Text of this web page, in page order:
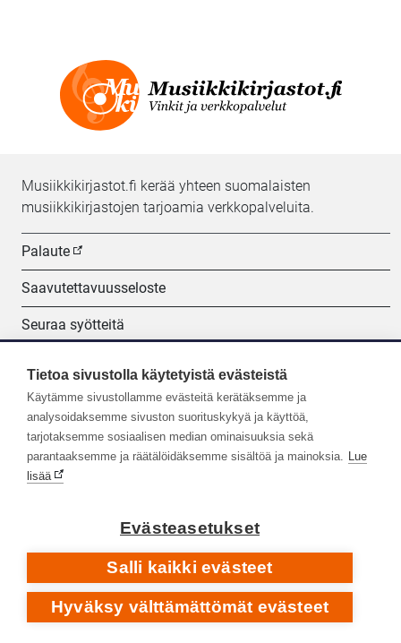
Musiikkikirjastot.fi kerää yhteen suomalaisten
musiikkikirjastojen tarjoamia verkkopalveluita.
Palaute
Saavutettavuusseloste
Seuraa syötteitä
Seuraa meitä:
Tietoa sivustolla käytetyistä evästeistä
Käytämme sivustollamme evästeitä kerätäksemme ja
analysoidaksemme sivuston suorituskykyä ja käyttöä,
tarjotaksemme sosiaalisen median ominaisuuksia sekä
parantaaksemme ja räätälöidäksemme sisältöä ja mainoksia. Lue
lisää
Evästeasetukset
Salli kaikki evästeet
Hyväksy välttämättömät evästeet